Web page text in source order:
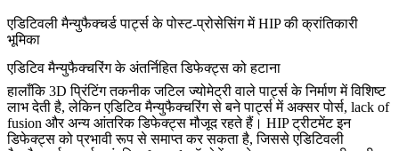
एडिटिवली मैन्युफैक्चर्ड पार्ट्स के पोस्ट-प्रोसेसिंग में HIP की क्रांतिकारी
भूमिका
एडिटिव मैन्युफैक्चरिंग के अंतर्निहित डिफेक्ट्स को हटाना
हालाँकि3D प्रिंटिंग तकनीकजटिल ज्योमेट्री वाले पार्ट्स के निर्माण में विशिष्ट
लाभ देती है, लेकिन एडिटिव मैन्युफैक्चरिंग से बने पार्ट्स में अक्सर पोर्स, lack of
fusion और अन्य आंतरिक डिफेक्ट्स मौजूद रहते हैं। HIP ट्रीटमेंट इन
डिफेक्ट्स को प्रभावी रूप से समाप्त कर सकता है, जिससे एडिटिवली